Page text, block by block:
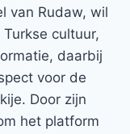
van Rudaw, wil
cultuur,
daarbij
voor de
Door zijn
het platform